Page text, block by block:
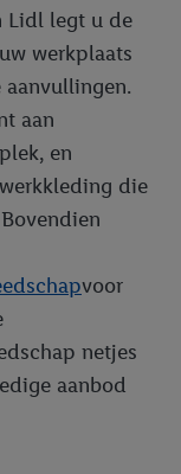
Lidl legt u de
werkplaats
aan
en
die
voor
netjes
aanbod